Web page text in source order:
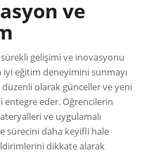
ve
gelişimi ve inovasyonu
eğitim deneyimini sunmayı
olarak günceller ve yeni
eder. Öğrencilerin
ve uygulamalı
sürecini daha keyifli hale
dikkate alarak